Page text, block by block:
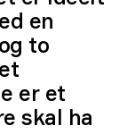
en
to
er et
skal ha